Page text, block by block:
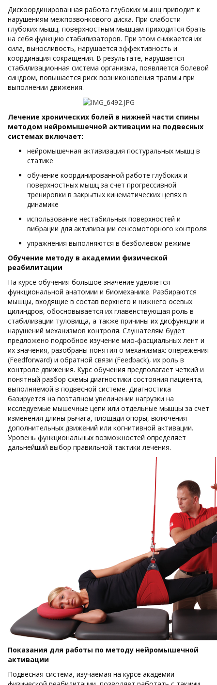
Дискоординированная работа глубоких мышц приводит к
нарушениям межпозвонкового диска. При слабости
глубоких мышц, поверхностным мышцам приходится брать
на себя функцию стабилизаторов. При этом снижается их
сила, выносливость, нарушается эффективность и
координация сокращения. В результате, нарушается
стабилизационная система организма, появляется болевой
синдром, повышается риск возниконовения травмы при
выполнении движения.
Лечение хронических болей в нижней части спины
методом нейромышечной активации на подвесных
системах включает:
нейромышечная активизация постуральных мышц в
статике
обучение координированной работе глубоких и
поверхностных мышц за счет прогрессивной
тренировки в закрытых кинематических цепях в
динамике
использование нестабильных поверхностей и
вибрации для активизации сенсомоторного контроля
упражнения выполняются в безболевом режиме
Обучение методу в академии физической
реабилитации
На курсе обучения большое значение уделяется
функциональной анатомии и биомеханике. Разбираются
мышцы, входящие в состав верхнего и нижнего осевых
цилиндров, обосновывается их главенствующая роль в
стабилизации туловища, а также причины их дисфункции и
нарушений механизмов контроля. Слушателям будет
предложено подробное изучение мио-фасциальных лент и
их значения, разобраны понятия о механизмах: опережения
(Feedforward) и обратной связи (Feedback), их роль в
контроле движения. Курс обучения предполагает четкий и
понятный разбор схемы диагностики состояния пациента,
выполняемой в подвесной системе. Диагностика
базируется на поэтапном увеличении нагрузки на
исследуемые мышечные цепи или отдельные мышцы за счет
изменения длины рычага, площади опоры, включения
дополнительных движений или когнитивной активации.
Уровень функциональных возможностей определяет
дальнейший выбор правильной тактики лечения.
Показания для работы по методу нейромышечной
активации
Подвесная система, изучаемая на курсе академии